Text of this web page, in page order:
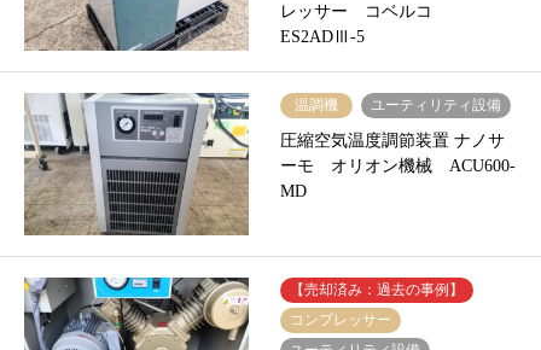
レッサー コベルコ
ES2ADⅢ-5
温調機 ユーティリティ設備
圧縮空気温度調節装置 ナノサ
ーモ オリオン機械 ACU600-
MD
【売却済み：過去の事例】
コンプレッサー